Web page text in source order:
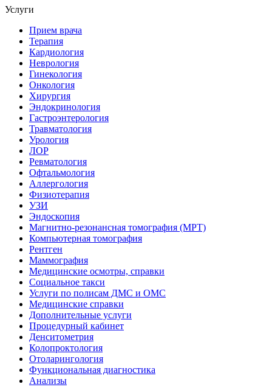
Услуги
Прием врача
Терапия
Кардиология
Неврология
Гинекология
Онкология
Хирургия
Эндокринология
Гастроэнтерология
Травматология
Урология
ЛОР
Ревматология
Офтальмология
Аллергология
Физиотерапия
УЗИ
Эндоскопия
Магнитно-резонансная томография (МРТ)
Компьютерная томография
Рентген
Маммография
Медицинские осмотры, справки
Социальное такси
Услуги по полисам ДМС и ОМС
Медицинские справки
Дополнительные услуги
Процедурный кабинет
Денситометрия
Колопроктология
Отоларингология
Функциональная диагностика
Анализы